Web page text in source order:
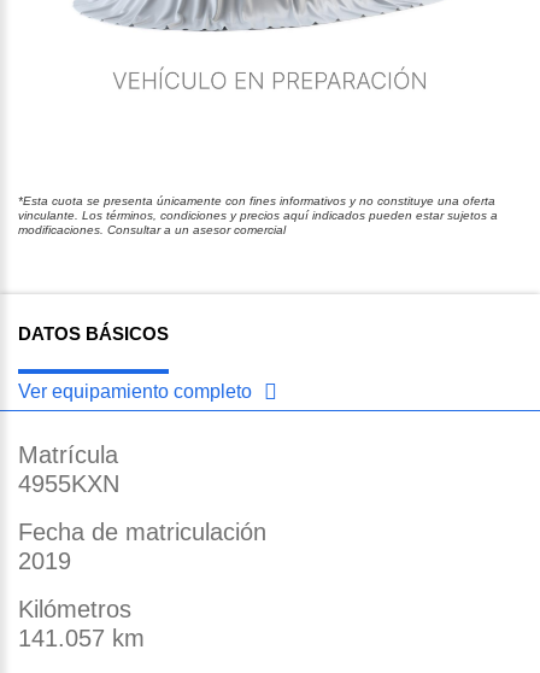
*Esta cuota se presenta únicamente con fines informativos y no constituye una oferta
vinculante. Los términos, condiciones y precios aquí indicados pueden estar sujetos a
modificaciones. Consultar a un asesor comercial
DATOS BÁSICOS
Ver equipamiento completo
Matrícula
4955KXN
Fecha de matriculación
2019
Kilómetros
141.057 km